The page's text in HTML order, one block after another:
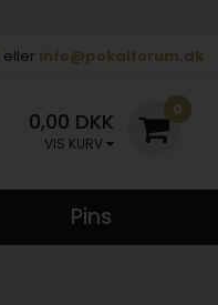
eller info@pokalforum.dk
0
0,00 DKK
VIS KURV
Pins